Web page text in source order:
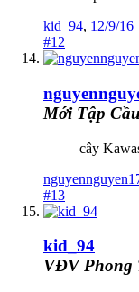
kid_94, 12/9/16
#12
Mới Tập
cây
#13
kid_94
VĐV Phong